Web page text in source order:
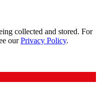
collected and stored. For
ourPrivacy Policy.